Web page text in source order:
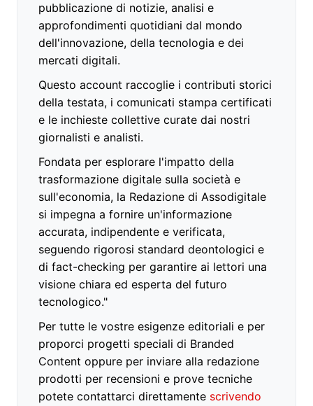
pubblicazione di notizie, analisi e
approfondimenti quotidiani dal mondo
dell'innovazione, della tecnologia e dei
mercati digitali.
Questo account raccoglie i contributi storici
della testata, i comunicati stampa certificati
e le inchieste collettive curate dai nostri
giornalisti e analisti.
Fondata per esplorare l'impatto della
trasformazione digitale sulla società e
sull'economia, la Redazione di Assodigitale
si impegna a fornire un'informazione
accurata, indipendente e verificata,
seguendo rigorosi standard deontologici e
di fact-checking per garantire ai lettori una
visione chiara ed esperta del futuro
tecnologico."
Per tutte le vostre esigenze editoriali e per
proporci progetti speciali di Branded
Content oppure per inviare alla redazione
prodotti per recensioni e prove tecniche
potete contattarci direttamente scrivendo